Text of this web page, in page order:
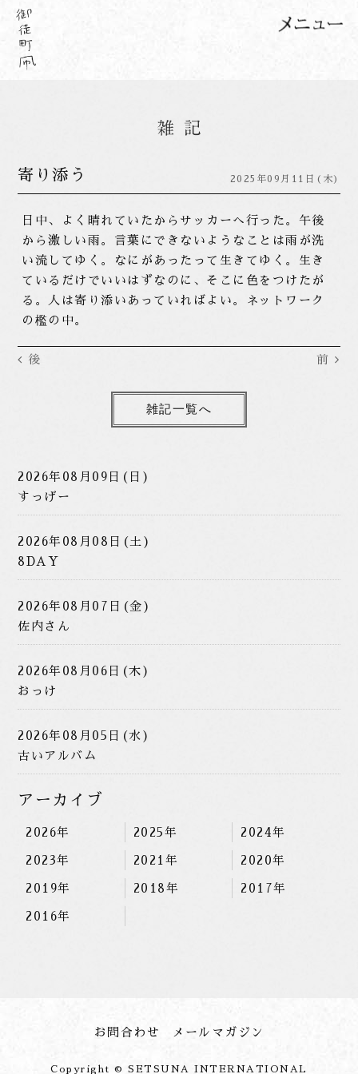
寄り添う 2025年09月11日(木)
日中、よく晴れていたからサッカーへ行った。午後
から激しい雨。言葉にできないようなことは雨が洗
い流してゆく。なにがあったって生きてゆく。生き
ているだけでいいはずなのに、そこに色をつけたが
る。人は寄り添いあっていればよい。ネットワーク
の檻の中。
後 前
雑記一覧へ
2026年08月09日(日)
すっげー
2026年08月08日(土)
8DAY
2026年08月07日(金)
佐内さん
2026年08月06日(木)
おっけ
2026年08月05日(水)
古いアルバム
アーカイブ
2026年 2025年 2024年
2023年 2021年 2020年
2019年 2018年 2017年
2016年
お問合わせ メールマガジン
Copyright © SETSUNA INTERNATIONAL